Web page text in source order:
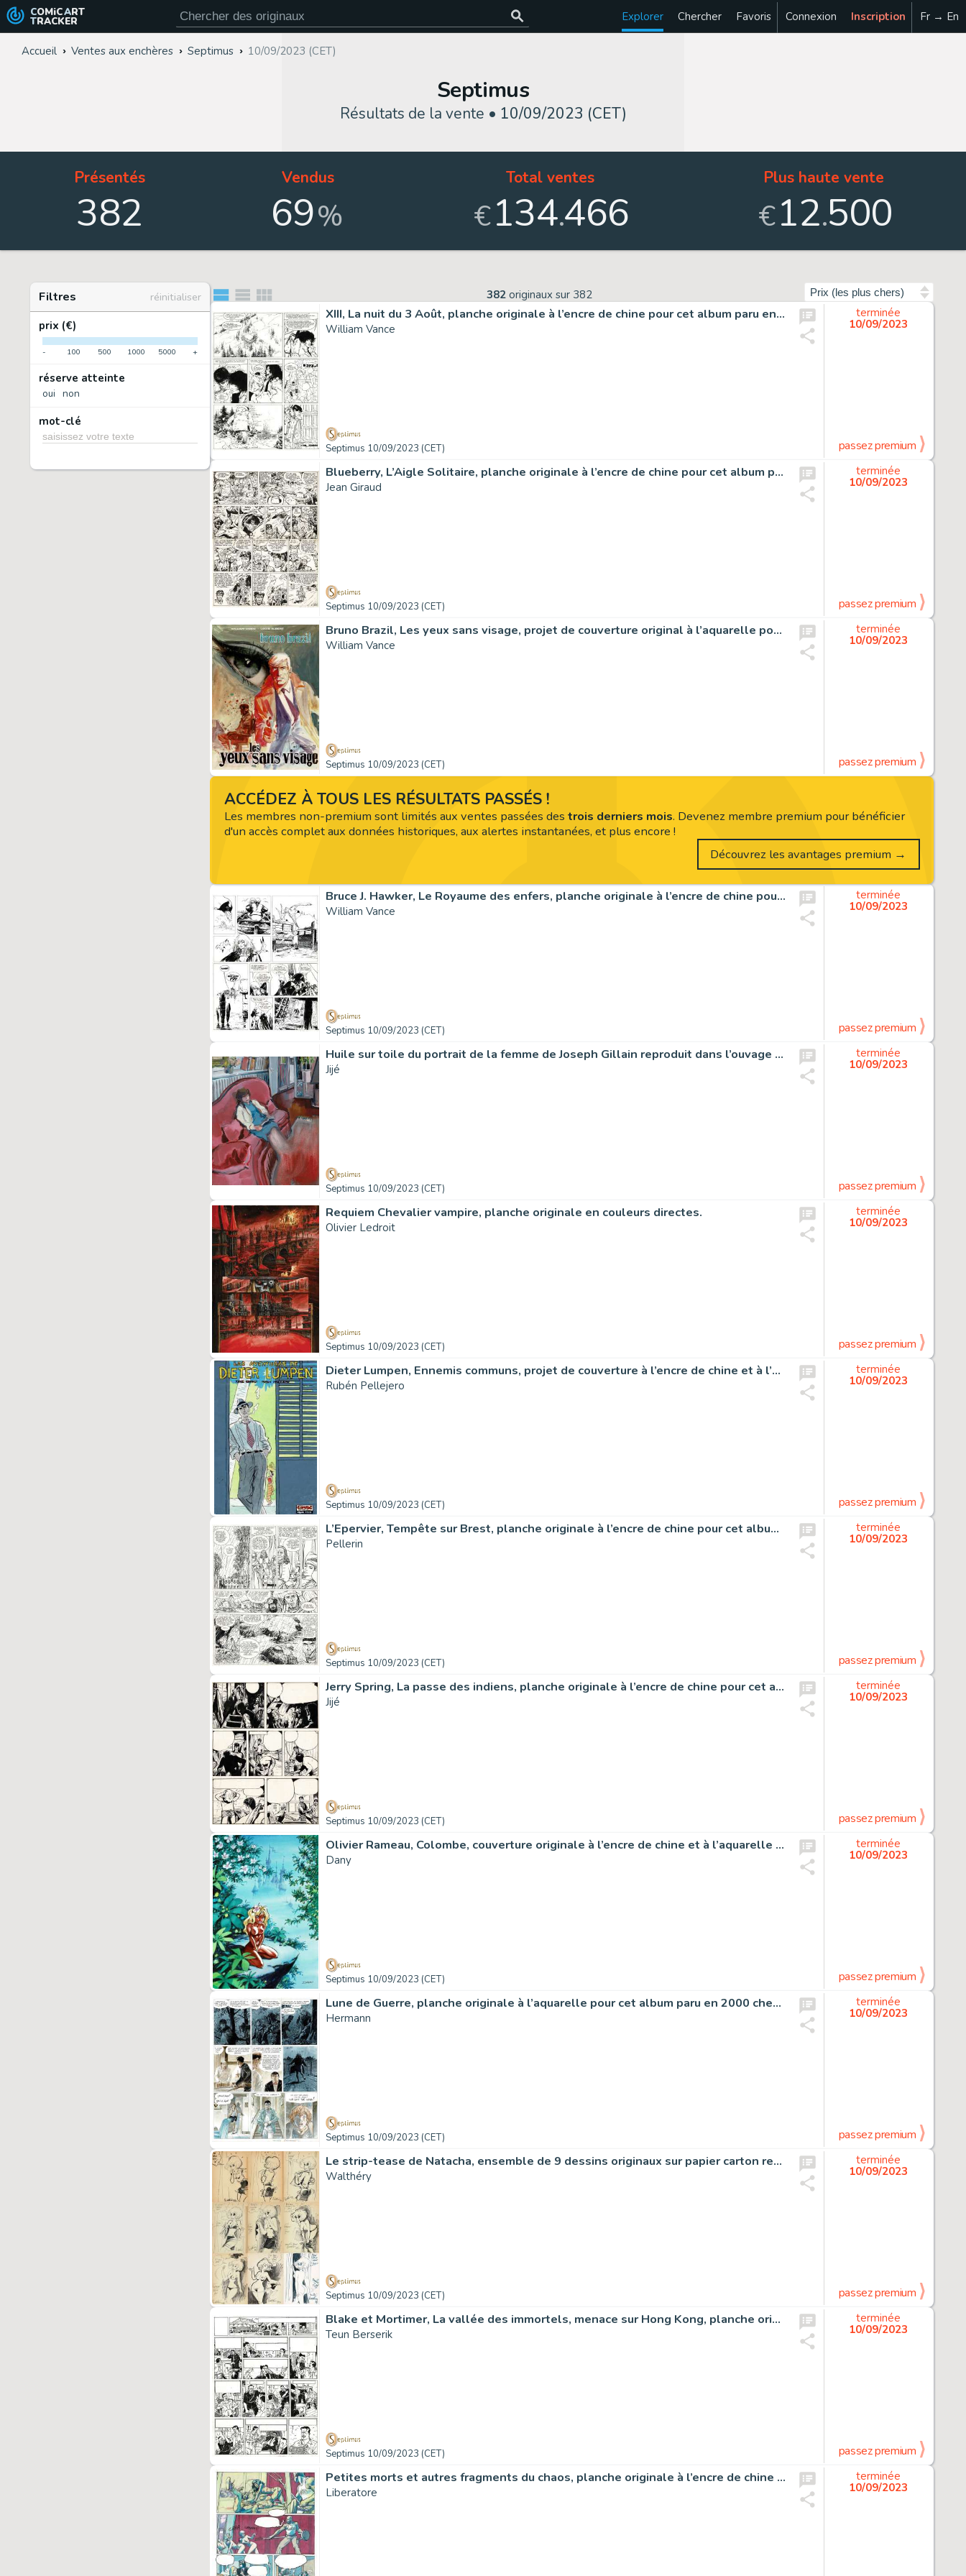
COMiC ART
TRACKER Explorer Chercher Favoris Connexion Inscription Fr → En
Accueil Ventes aux enchères Septimus 10/09/2023 (CET)
Septimus
Résultats de la vente • 10/09/2023 (CET)
Présentés
382
Vendus
69%
Total ventes
€134.466
Plus haute vente
€12.500
Filtres
réinitialiser
prix (€)
- 100 500 1000 5000 +
réserve atteinte
oui non
mot-clé
382 originaux sur 382
XIII, La nuit du 3 Août, planche originale à l’encre de chine pour cet album paru en 1990 chez Dargaud.
William Vance
Septimus 10/09/2023 (CET)
terminée
10/09/2023
passez premium
Blueberry, L’Aigle Solitaire, planche originale à l’encre de chine pour cet album paru en 1967 chez Dargaud.
Jean Giraud
Septimus 10/09/2023 (CET)
terminée
10/09/2023
passez premium
Bruno Brazil, Les yeux sans visage, projet de couverture original à l’aquarelle pour cet album paru en 1971 au Lombard. Projet de couverture très proche de la couverture définitive.
William Vance
Septimus 10/09/2023 (CET)
terminée
10/09/2023
passez premium
Bruce J. Hawker, Le Royaume des enfers, planche originale à l’encre de chine pour cet album paru en 1996 au Lombard.
William Vance
Septimus 10/09/2023 (CET)
terminée
10/09/2023
passez premium
Huile sur toile du portrait de la femme de Joseph Gillain reproduit dans l’ouvage de François Deneyer “Joseph Gillain peintures et sculptures” paru en 2010.
Jijé
Septimus 10/09/2023 (CET)
terminée
10/09/2023
passez premium
Requiem Chevalier vampire, planche originale en couleurs directes.
Olivier Ledroit
Septimus 10/09/2023 (CET)
terminée
10/09/2023
passez premium
Dieter Lumpen, Ennemis communs, projet de couverture à l’encre de chine et à l’aquarelle pour cet album paru en 1988 chez Casterman.
Rubén Pellejero
Septimus 10/09/2023 (CET)
terminée
10/09/2023
passez premium
L’Epervier, Tempête sur Brest, planche originale à l’encre de chine pour cet album paru en 1997 chez Dupuis.
Pellerin
Septimus 10/09/2023 (CET)
terminée
10/09/2023
passez premium
Jerry Spring, La passe des indiens, planche originale à l’encre de chine pour cet album paru en 1957 chez Dupuis.
Jijé
Septimus 10/09/2023 (CET)
terminée
10/09/2023
passez premium
Olivier Rameau, Colombe, couverture originale à l’encre de chine et à l’aquarelle réalisée pour un Artbook publié chez Bruno Graff.
Dany
Septimus 10/09/2023 (CET)
terminée
10/09/2023
passez premium
Lune de Guerre, planche originale à l’aquarelle pour cet album paru en 2000 chez Dupuis.
Hermann
Septimus 10/09/2023 (CET)
terminée
10/09/2023
passez premium
Le strip-tease de Natacha, ensemble de 9 dessins originaux sur papier carton représentant le strip-tease de Natacha.
Walthéry
Septimus 10/09/2023 (CET)
terminée
10/09/2023
passez premium
Blake et Mortimer, La vallée des immortels, menace sur Hong Kong, planche originale à l’encre de chine pour cet album paru en 2018 chez Blake et Mortimer.
Teun Berserik
Septimus 10/09/2023 (CET)
terminée
10/09/2023
passez premium
Petites morts et autres fragments du chaos, planche originale à l’encre de chine et à l’aquarelle pour cet album paru en 2017 chez Glénat.
Liberatore
terminée
10/09/2023
ACCÉDEZ À TOUS LES RÉSULTATS PASSÉS !
Les membres non-premium sont limités aux ventes passées des trois derniers mois. Devenez membre premium pour bénéficier
d'un accès complet aux données historiques, aux alertes instantanées, et plus encore !
Découvrez les avantages premium →